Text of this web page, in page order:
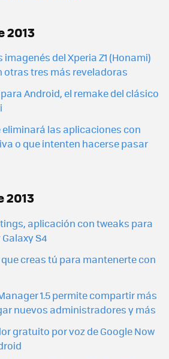
2013
del Xperia Z1 (Honami)
otras tres más reveladoras
Android, el remake del clásico
eliminará las aplicaciones con
o que intenten hacerse pasar
2013
aplicación con tweaks para
S4
que creas tú para mantenerte con
1.5 permite compartir más
nuevos administradores y más
gratuito por voz de Google Now